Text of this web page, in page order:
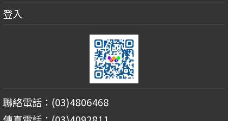
登入
聯絡電話：(03)4806468